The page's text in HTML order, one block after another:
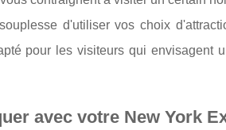
d'utiliser vos choix
pour les visiteurs qui envisagent
avec votre New York